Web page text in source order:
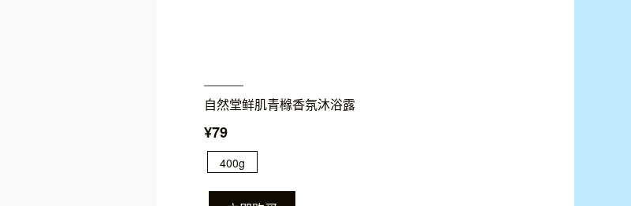
自然堂鲜肌青橼香氛沐浴露
¥79
400g